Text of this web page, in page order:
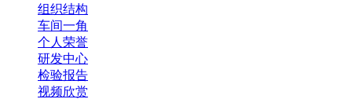
组织结构
车间一角
个人荣誉
研发中心
检验报告
视频欣赏